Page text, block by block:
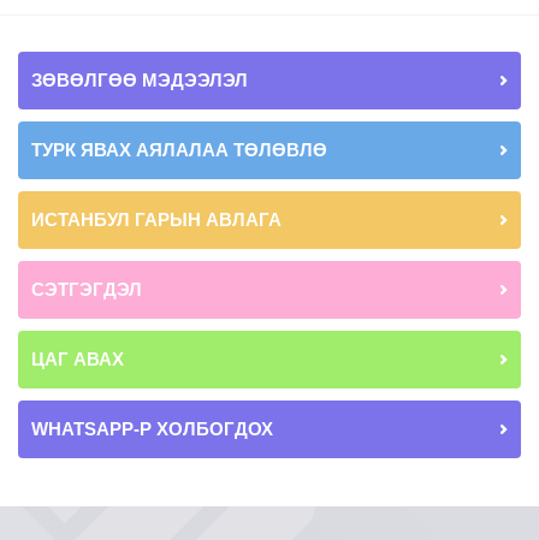
ЗӨВӨЛГӨӨ МЭДЭЭЛЭЛ
ТУРК ЯВАХ АЯЛАЛАА ТӨЛӨВЛӨ
ИСТАНБУЛ ГАРЫН АВЛАГА
СЭТГЭГДЭЛ
ЦАГ АВАХ
WHATSAPP-Р ХОЛБОГДОХ